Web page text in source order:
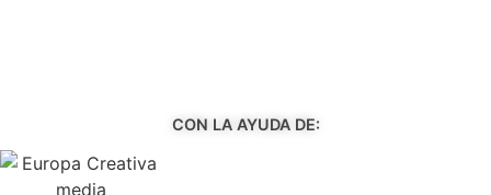
CON LA AYUDA DE: